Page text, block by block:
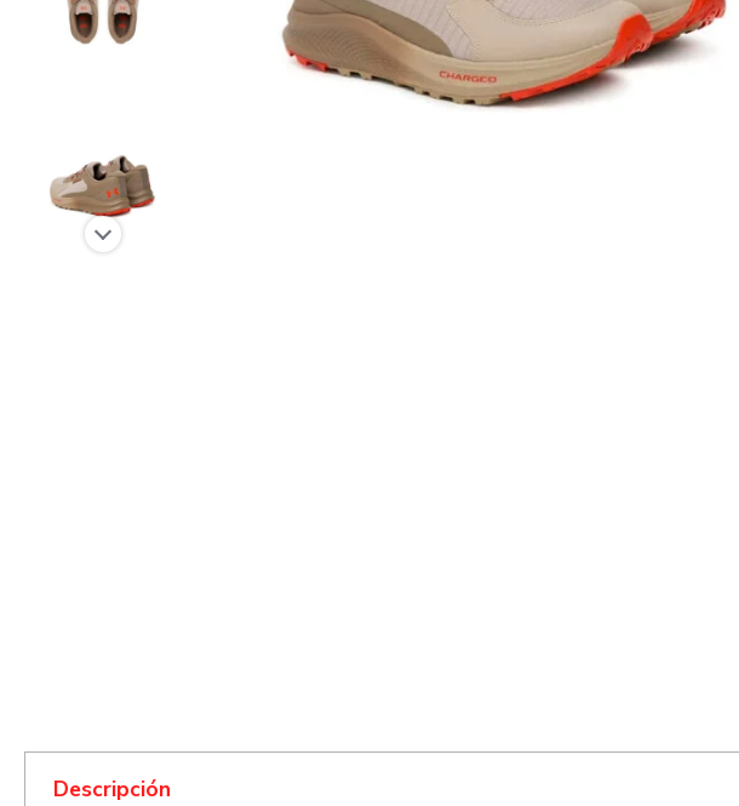
Descripción